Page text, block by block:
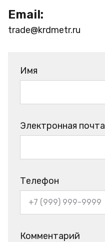
Email:
trade@krdmetr.ru
Имя
Электронная почта
Телефон
Комментарий